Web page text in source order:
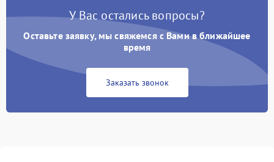
У Вас остались вопросы?
Оставьте заявку, мы свяжемся с Вами в ближайшее
время
Заказать звонок